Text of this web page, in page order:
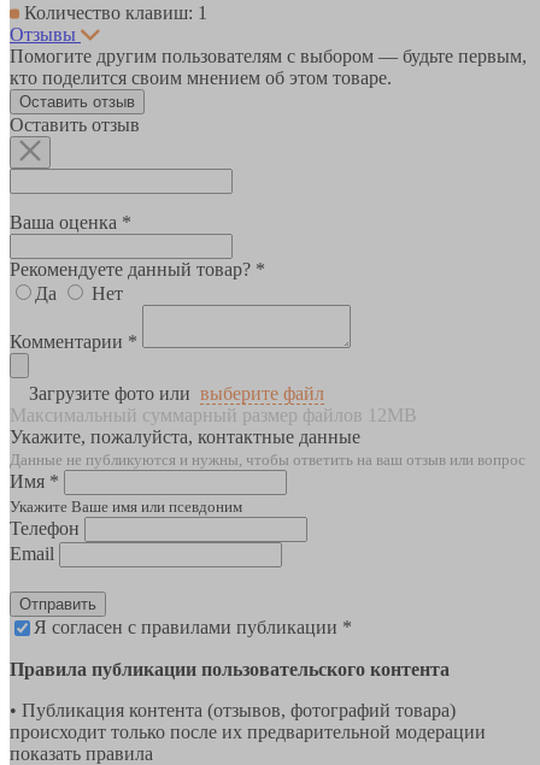
Количество клавиш: 1
Отзывы
Помогите другим пользователям с выбором — будьте первым,
кто поделится своим мнением об этом товаре.
Оставить отзыв
Оставить отзыв
Ваша оценка *
Рекомендуете данный товар? *
Да
Нет
Комментарии *
Загрузите фото или выберите файл
Максимальный суммарный размер файлов 12MB
Укажите, пожалуйста, контактные данные
Данные не публикуются и нужны, чтобы ответить на ваш отзыв или вопрос
Имя *
Укажите Ваше имя или псевдоним
Телефон
Email
Отправить
Я согласен с правилами публикации *
Правила публикации пользовательского контента
• Публикация контента (отзывов, фотографий товара)
происходит только после их предварительной модерации
показать правила